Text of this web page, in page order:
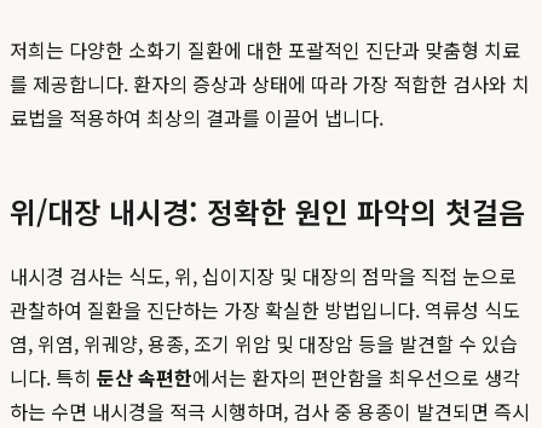
저희는 다양한 소화기 질환에 대한 포괄적인 진단과 맞춤형 치료
를 제공합니다. 환자의 증상과 상태에 따라 가장 적합한 검사와 치
료법을 적용하여 최상의 결과를 이끌어 냅니다.
위/대장 내시경: 정확한 원인 파악의 첫걸음
내시경 검사는 식도, 위, 십이지장 및 대장의 점막을 직접 눈으로
관찰하여 질환을 진단하는 가장 확실한 방법입니다. 역류성 식도
염, 위염, 위궤양, 용종, 조기 위암 및 대장암 등을 발견할 수 있습
니다. 특히 둔산 속편한에서는 환자의 편안함을 최우선으로 생각
하는 수면 내시경을 적극 시행하며, 검사 중 용종이 발견되면 즉시